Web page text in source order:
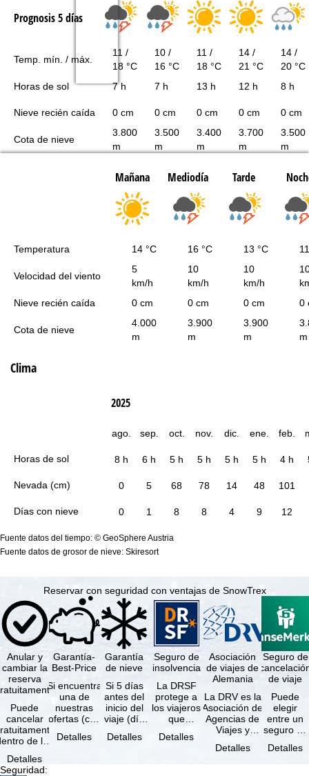
Prognosis 5 días
Temp. mín. / máx.
11 /
18 °C
10 /
16 °C
11 /
18 °C
14 /
21 °C
14 /
20 °C
Horas de sol
7 h 7 h 13 h 12 h 8 h
Nieve recién caída 0 cm 0 cm 0 cm 0 cm 0 cm
Cota de nieve
3.800
m
3.500
m
3.400
m
3.700
m
3.500
m
Mañana Mediodía Tarde
Temperatura 14 °C 16 °C 13 °C
Velocidad del viento
5
km/h
10
km/h
10
km/h
Nieve recién caída
0 cm 0 cm 0 cm 0
Cota de nieve
4.000
m
3.900
m
3.900
m
m
Clima
Horas de sol
Nevada (cm)
Días con nieve
2025
ago. sep. oct. nov. dic. ene. feb.
8 h 6 h 5 h 5 h 5 h 5 h 4 h
0 5 68 78 14 48 101
0 1 8 8 4 9 12
Fuente datos del tiempo: © GeoSphere Austria
Fuente datos de grosor de nieve: Skiresort
Reservar con seguridad con ventajas de SnowTrex
Anular y
cambiar la
reserva
Puede
cancelar
de los
a
Detalles
Garantía-
Best-Price
Si encuentra
una de
nuestras
ofertas (con
prestaciones
Detalles
Garantía
de nieve
Si 5 días
antes del
inicio del
viaje (día
ninguna de
Detalles
Seguro de
insolvencia
La DRSF
protege a
los viajeros
que
viaje
Detalles
Asociación
de viajes de
Alemania
La DRV es la
Asociación de
Agencias de
Viajes y
más grande
Detalles
Seguro de
de viaje
Puede
elegir
entre un
seguro de
de viaje
Detalles
Seguridad: